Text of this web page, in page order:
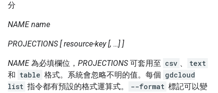
分
NAME name
PROJECTIONS [ resource-key [, …] ]
NAME為必填欄位， PROJECTIONS可套用至 csv 、
text
和 table 格式。系統會忽略不明的值。每個 gdcloud
list 指令都有預設的格式運算式。 --format 標記可以變